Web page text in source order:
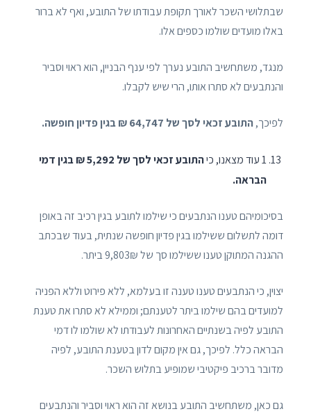
שבתלושי השכר לאורך תקופת עבודתו של התובע, ואף לא ברור
באלו מועדים שולמו כספים אלו.
מנגד, משתחשיב התובע נערך לפי ענף הבניין, הוא ראוי וסביר
והנתבעים לא סתרו אותו, הרי שיש לקבלו.
לפיכך,התובע זכאי לסך של 64,747 ₪ בגין פדיון חופשה.
1 עוד מצאנו, כי
התובע זכאי לסך של 5,292 ₪ בגין דמי
הבראה.
בסיכומיהם טענו הנתבעים כי שילמו לתובע בגין רכיב זה באופן
דומה לתשלום ששילמו בגין פדיון חופשה שנתית, בעוד שבכתב
ההגנה המתוקן טענו ששילמו סך של 9,803₪ ביתר.
יצוין, כי הנתבעים טענו טענה זו בעלמא, ללא פירוט וללא הפניה
למועדים בהם שילמו ביתר לטענתם; וממילא לא סתרו את טענת
התובע לפיה בשנתיים האחרונות לעבודתו לא שולמו לו דמי
הבראה כלל. לפיכך, גם אין מקום לדון בטענת התובע, לפיה
מדובר ברכיב פיקטיבי שמופיע בתלוש השכר.
גם כאן, משתחשיב התובע בנושא זה הוא ראוי וסביר והנתבעים